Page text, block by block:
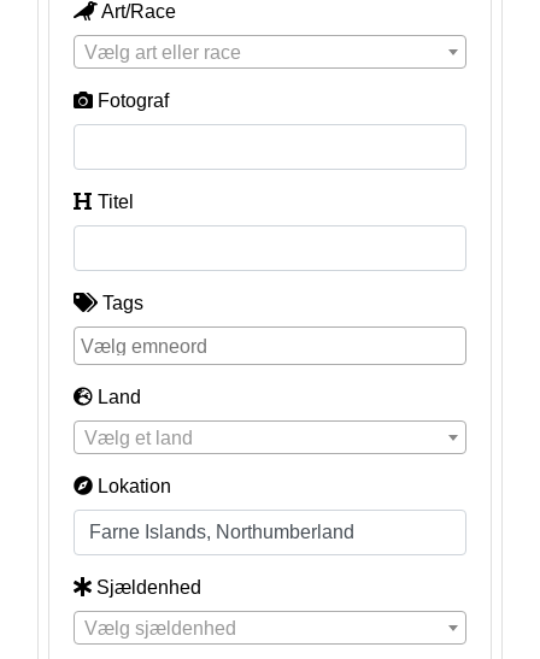
Art/Race
Vælg art eller race
Fotograf
Titel
Tags
Land
Vælg et land
Lokation
Sjældenhed
Vælg sjældenhed